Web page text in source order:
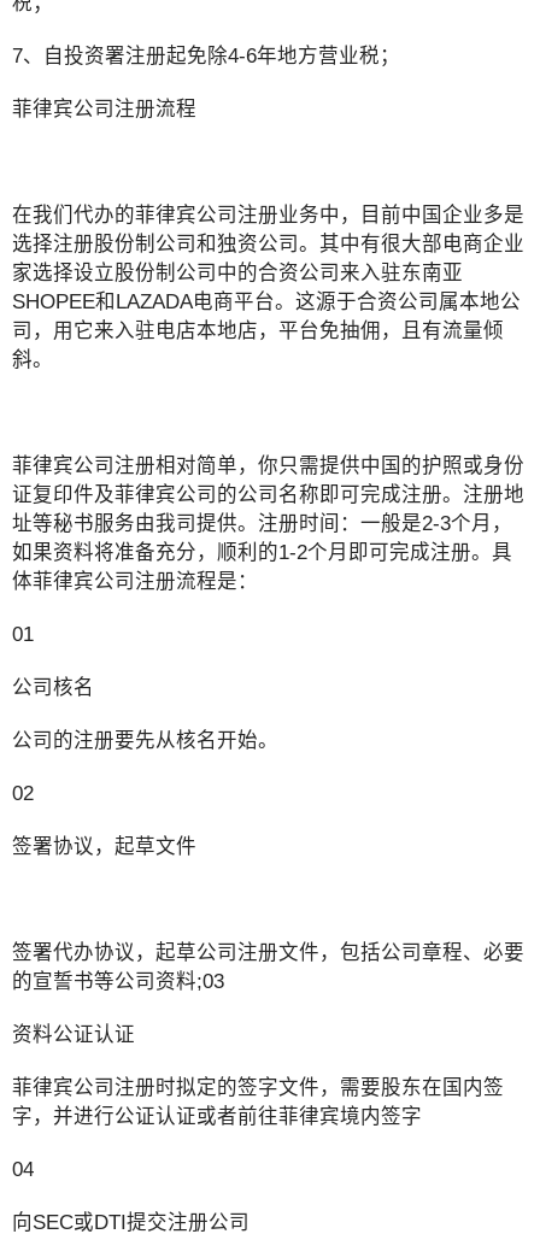
7、自投资署注册起免除4-6年地方营业税；
菲律宾公司注册流程
在我们代办的菲律宾公司注册业务中，目前中国企业多是
选择注册股份制公司和独资公司。其中有很大部电商企业
家选择设立股份制公司中的合资公司来入驻东南亚
SHOPEE和LAZADA电商平台。这源于合资公司属本地公
司，用它来入驻电店本地店，平台免抽佣，且有流量倾
斜。
菲律宾公司注册相对简单，你只需提供中国的护照或身份
证复印件及菲律宾公司的公司名称即可完成注册。注册地
址等秘书服务由我司提供。注册时间：一般是2-3个月，
如果资料将准备充分，顺利的1-2个月即可完成注册。具
体菲律宾公司注册流程是：
01
公司核名
公司的注册要先从核名开始。
02
签署协议，起草文件
签署代办协议，起草公司注册文件，包括公司章程、必要
的宣誓书等公司资料;03
资料公证认证
菲律宾公司注册时拟定的签字文件，需要股东在国内签
字，并进行公证认证或者前往菲律宾境内签字
04
向SEC或DTI提交注册公司